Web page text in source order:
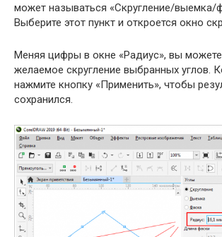
может называться «Скругление/выемка/
Выберите этот пункт и откроется окно
Меняя цифры в окне «Радиус», вы
желаемое скругление выбранных углов.
нажмите кнопку «Применить», чтобы
сохранился.